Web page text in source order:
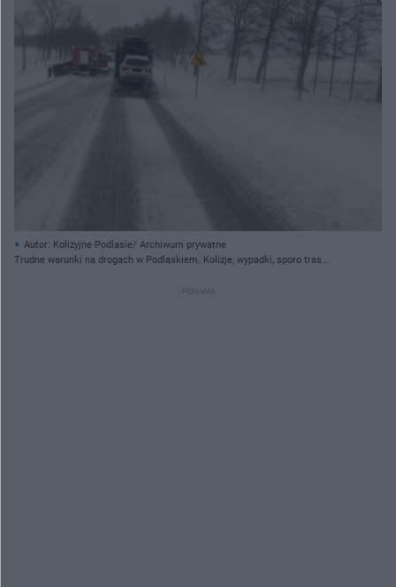
Autor: Kolizyjne Podlasie/ Archiwum prywatne
Trudne warunki na drogach w Podlaskiem. Kolizje, wypadki, sporo tras